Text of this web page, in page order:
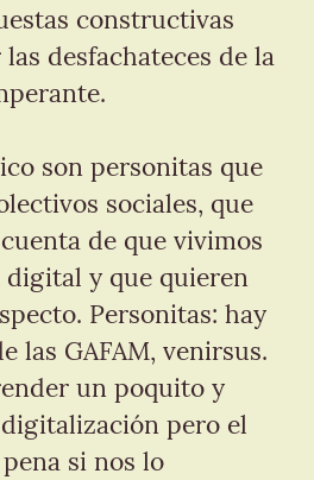
constructivas
desfachateces de la
son personitas que
sociales, que
de que vivimos
y que quieren
Personitas: hay
las GAFAM, venirsus.
un poquito y
pero el
si nos lo